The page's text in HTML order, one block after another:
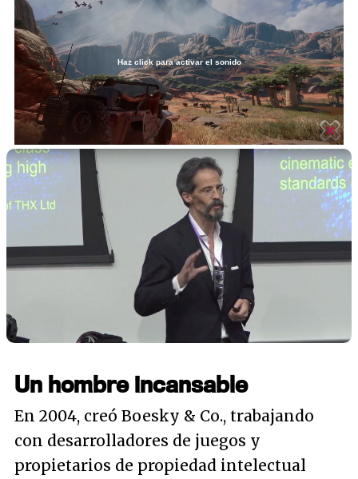
Unmute /
Loaded:
4.75%
Haz click para activar el sonido
Un hombre incansable
En 2004, creó Boesky & Co., trabajando
con desarrolladores de juegos y
propietarios de propiedad intelectual